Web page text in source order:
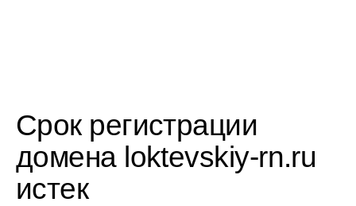
Срок регистрации
домена loktevskiy-rn.ru
истек